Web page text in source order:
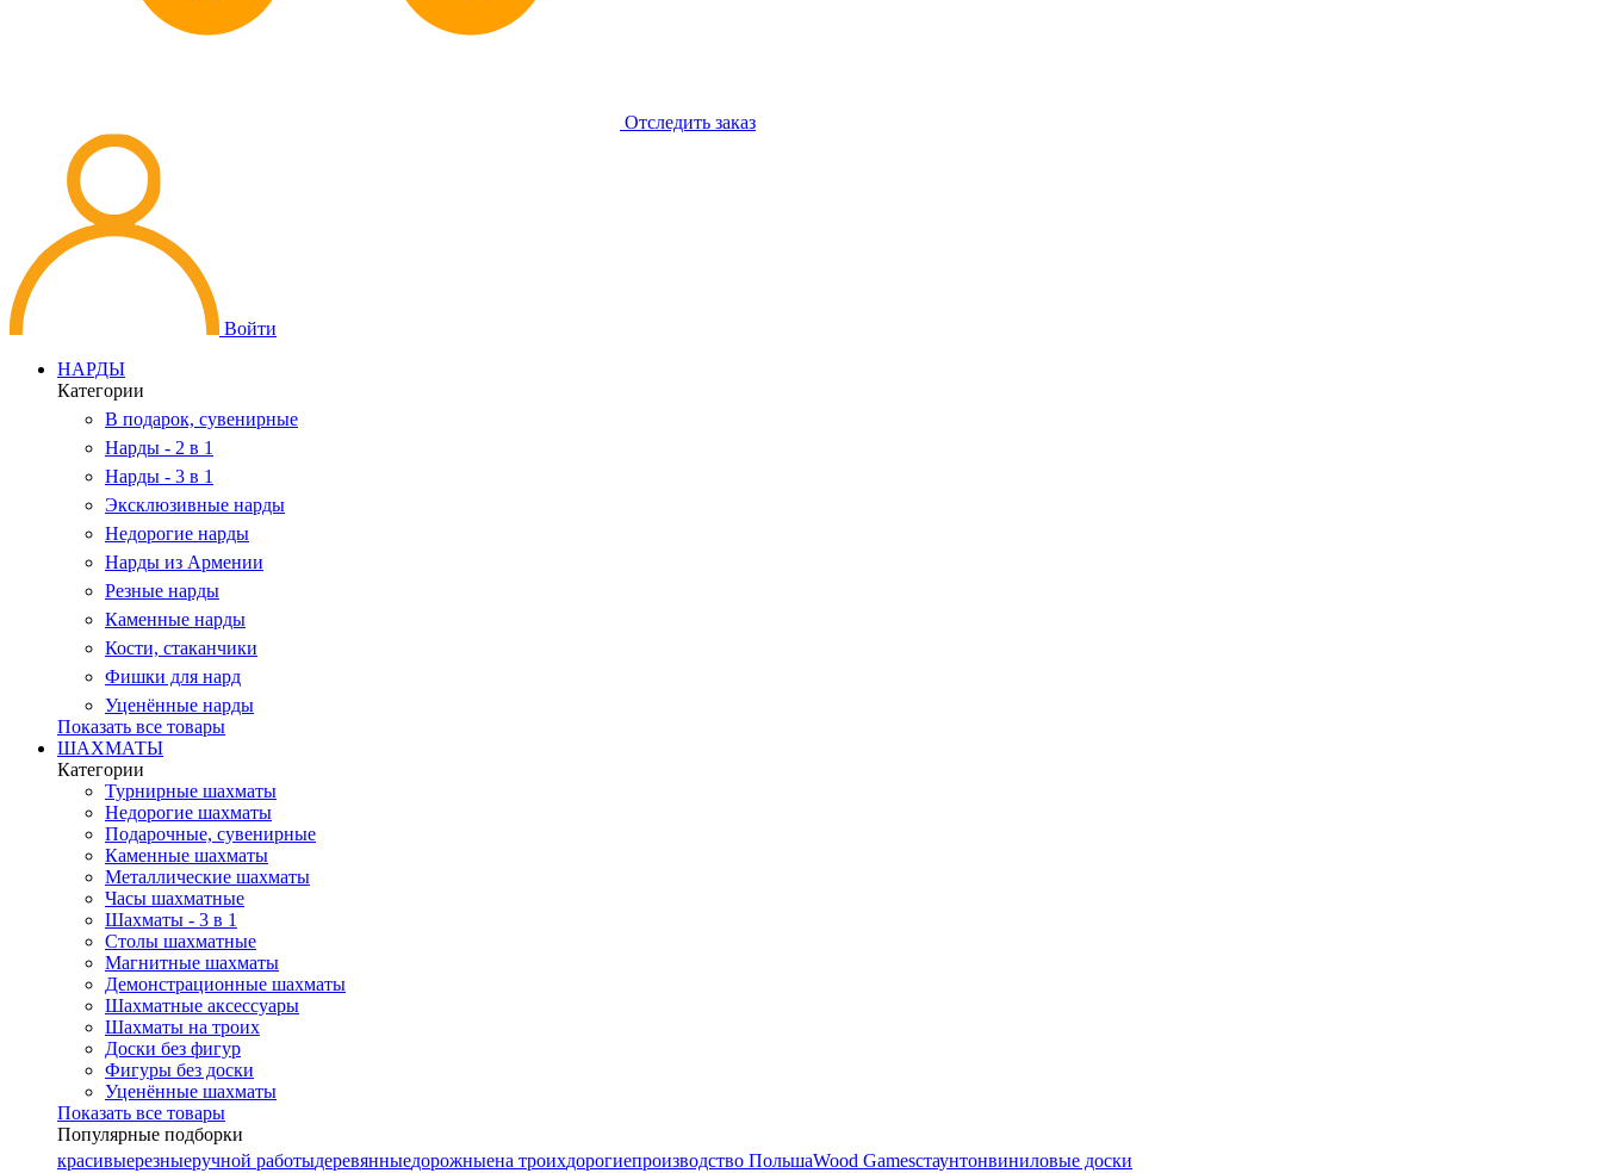
Отследить заказ
Войти
НАРДЫ
Категории
В подарок, сувенирные
Нарды - 2 в 1
Нарды - 3 в 1
Эксклюзивные нарды
Недорогие нарды
Нарды из Армении
Резные нарды
Каменные нарды
Кости, стаканчики
Фишки для нард
Уценённые нарды
Показать все товары
ШАХМАТЫ
Категории
Турнирные шахматы
Недорогие шахматы
Подарочные, сувенирные
Каменные шахматы
Металлические шахматы
Часы шахматные
Шахматы - 3 в 1
Столы шахматные
Магнитные шахматы
Демонстрационные шахматы
Шахматные аксессуары
Шахматы на троих
Доски без фигур
Фигуры без доски
Уценённые шахматы
Показать все товары
Популярные подборки
красивыерезныеручной работыдеревянныедорожныена троихдорогиепроизводство ПольшаWood Gamesстаунтонвиниловые доски